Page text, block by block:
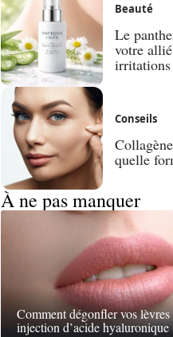
Beauté
Le
votre
irritations
Conseils
quelle
À ne pas manquer
Comment dégonfler vos lèvres
injection d’acide hyaluronique